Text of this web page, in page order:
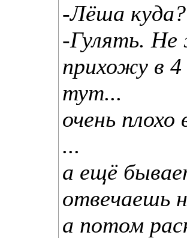
-Лёша куда?
-Гулять.
прихожу в 4
тут...
очень
...
а ещё
отвечаешь
а потом